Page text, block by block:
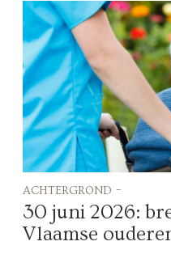
achtergrond -
30 juni 2026:
Vlaamse